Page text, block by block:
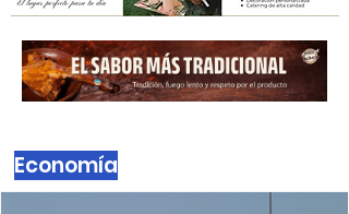
Economía